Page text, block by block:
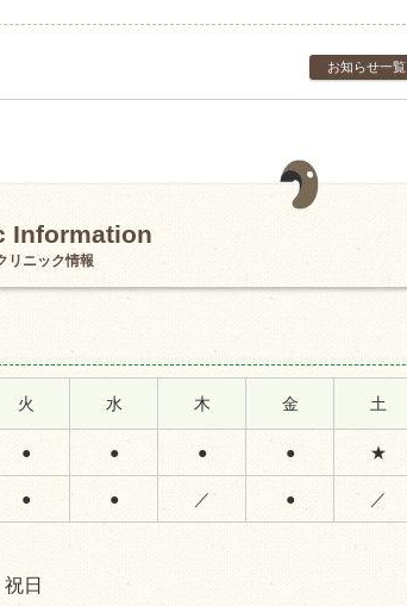
お知らせ一覧
Information
リニック情報
火 水 木 金 土
● ● ● ● ★
● ● ／ ● ／
日